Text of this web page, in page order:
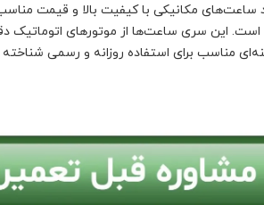
تأسیس شد و به تولید ساعت‌های مکانیکی با کیفیت
این سری ساعت‌ها از موتورهای اتوماتیک
مناسب برای استفاده روزانه و رسمی